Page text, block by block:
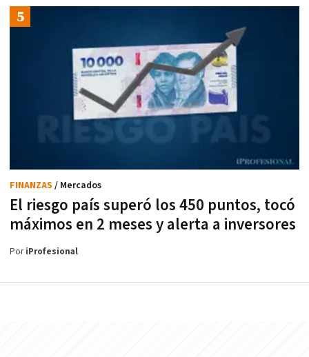
El riesgo país superó los 450 puntos, tocó
máximos en 2 meses y alerta a inversores
FINANZAS / Mercados
PoriProfesional